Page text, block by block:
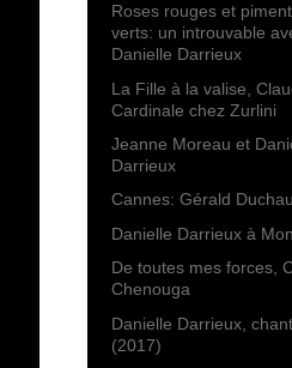
Roses rouges et
verts: un introuvable
Danielle Darrieux
La Fille à la valise,
Cardinale chez Zurlini
Jeanne Moreau et
Darrieux
Cannes: Gérald
Danielle Darrieux à
De toutes mes forces,
Chenouga
Danielle Darrieux,
(2017)